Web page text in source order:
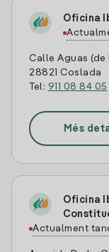
Oficina
Calle Aguas (de
28821 Coslada
Tel: 911 08 84 05
Més
Oficina
Actualment